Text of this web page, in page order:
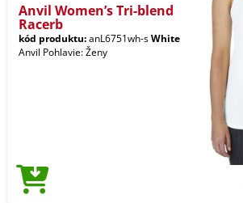
Anvil Women’s Tri-blend
Racerb
kód produktu:anL6751wh-sWhite
Anvil Pohlavie: Ženy